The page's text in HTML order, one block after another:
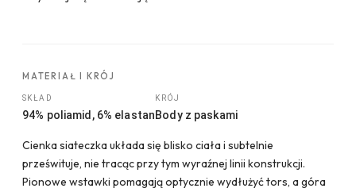
MATERIAŁ I KRÓJ
SKŁAD
94% poliamid, 6% elastan
KRÓJ
Body z paskami
Cienka siateczka układa się blisko ciała i subtelnie
prześwituje, nie tracąc przy tym wyraźnej linii konstrukcji.
Pionowe wstawki pomagają optycznie wydłużyć tors, a góra